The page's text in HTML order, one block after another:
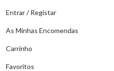
Entrar / Registar
As Minhas Encomendas
Carrinho
Favoritos